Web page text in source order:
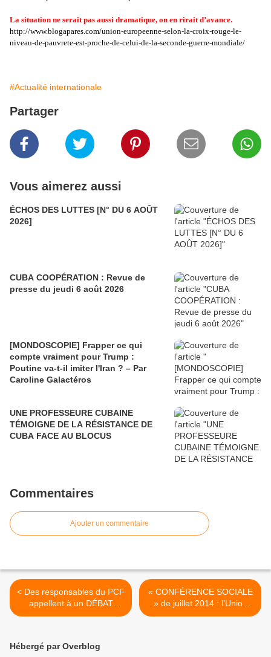
La situation ne serait pas aussi dramatique, on en rirait d’avance.
http://www.blogapares.com/union-europeenne-selon-la-croix-rouge-le-
niveau-de-pauvrete-est-proche-de-celui-de-la-seconde-guerre-mondiale/
#Actualité internationale
Partager
Vous aimerez aussi
ÉCHOS DES LUTTES [N° DU 6 AOÛT
2026]
CUBA COOPÉRATION : Revue de
presse du jeudi 6 août 2026
[MONDOSCOPIE] Frapper ce qui
compte vraiment pour Trump :
Poutine va-t-il imiter l'Iran ? – Par
Caroline Galactéros
UNE PROFESSEURE CUBAINE
TÉMOIGNE DE LA RÉSISTANCE DE
CUBA FACE AU BLOCUS
Commentaires
Ajouter un commentaire
< Des responsables du PCF
appellent à un DÉBAT
ouvert pour une conférence
« CONFÉRENCE SOCIALE
» de juillet 2014 : l’Union
Générale des Fédérations
Hébergé par Overblog